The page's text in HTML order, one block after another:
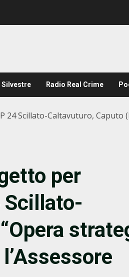
Silvestre Radio Real Crime
Scillato-Caltavuturo, Caputo
per
Scillato-